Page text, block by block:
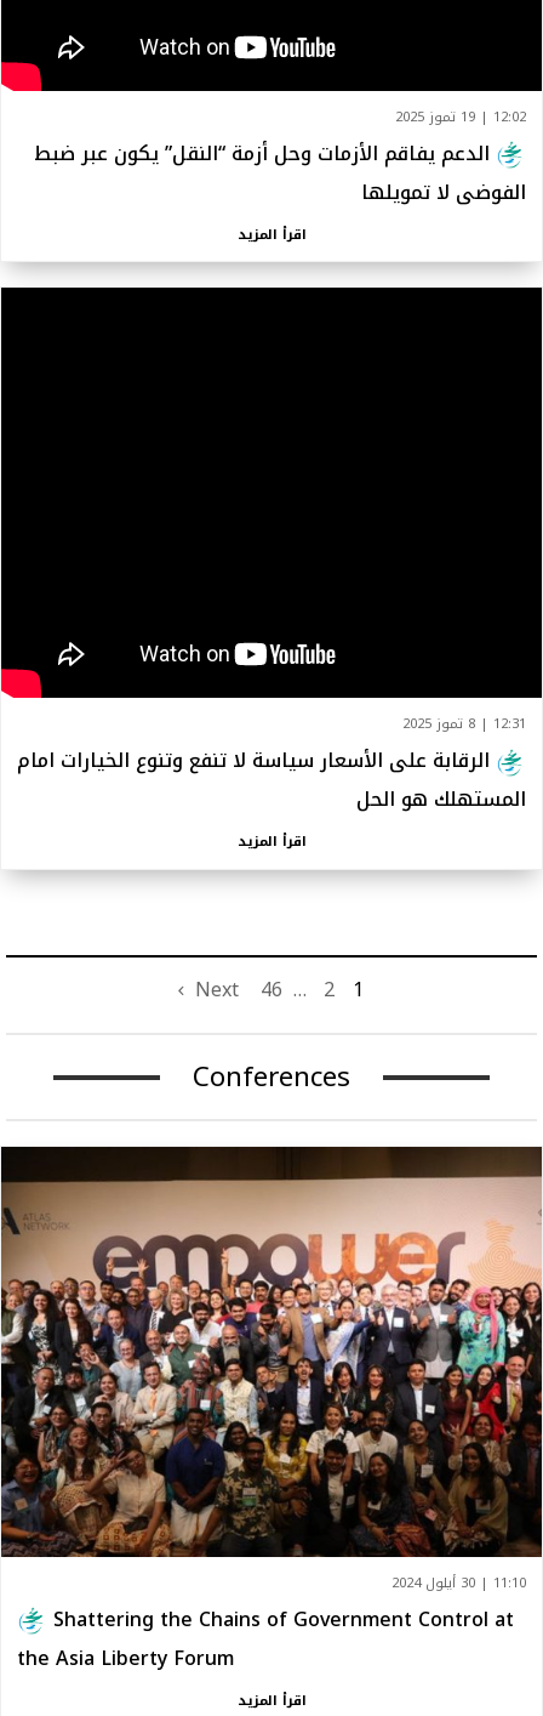
12:02 | 19 تموز 2025
الدعم يفاقم الأزمات وحل أزمة “النقل” يكون عبر ضبط
الفوضى لا تمويلها
اقرأ المزيد
12:31 | 8 تموز 2025
الرقابة على الأسعار سياسة لا تنفع وتنوع الخيارات امام
المستهلك هو الحل
اقرأ المزيد
1
2
…
46
Next
Conferences
11:10 | 30 أيلول 2024
Shattering the Chains of Government Control at
the Asia Liberty Forum
اقرأ المزيد